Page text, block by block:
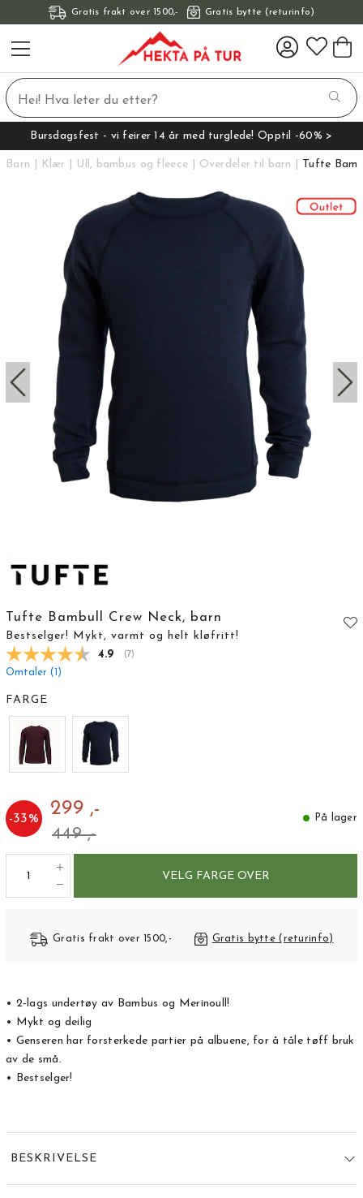
Gratis frakt over 1500,- Gratis bytte (returinfo)
Bursdagsfest - vi feirer 14 år med turglede! Opptil -60% >
Barn Klær Ull, bambus og fleece Overdeler til barn Tufte
Tufte Bambull Crew Neck, barn
Bestselger! Mykt, varmt og helt kløfritt!
Gjennomsnittskarakter:
4.9 (stemmer:
7)
Omtaler ( )
FARGE
-33% 299 ,-
449 ,-
På lager
VELG FARGE OVER
Gratis frakt over 1500,- Gratis bytte (returinfo)
• 2-lags undertøy av Bambus og Merinoull!
• Mykt og deilig
• Genseren har forsterkede partier på albuene, for å tåle tøff bruk
av de små.
• Bestselger!
BESKRIVELSE